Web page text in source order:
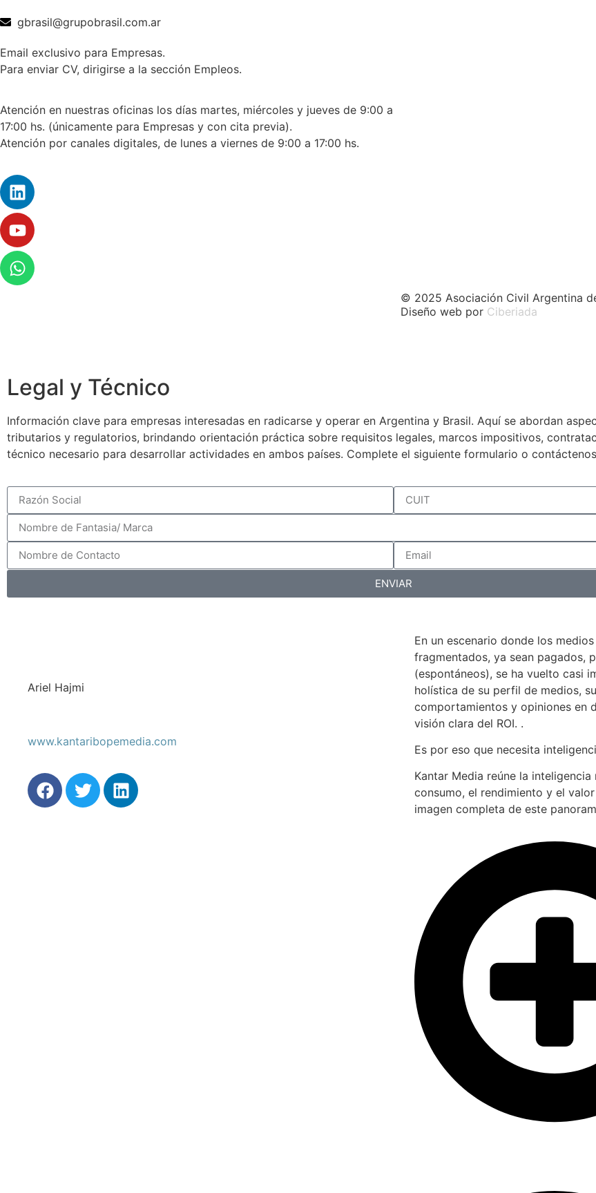
gbrasil@grupobrasil.com.ar
Email exclusivo para Empresas.
Para enviar CV, dirigirse a la sección Empleos.
Atención en nuestras oficinas los días martes, miércoles y jueves de 9:00 a
17:00 hs. (únicamente para Empresas y con cita previa).
Atención por canales digitales, de lunes a viernes de 9:00 a 17:00 hs.
© 2025 Asociación Civil Argentina
Diseño web por Ciberiada
Legal y Técnico
Información clave para empresas interesadas en radicarse y operar en Argentina y Brasil. Aquí se abordan
tributarios y regulatorios, brindando orientación práctica sobre requisitos legales, marcos impositivos,
técnico necesario para desarrollar actividades en ambos países. Complete el siguiente formulario o
ENVIAR
Ariel Hajmi
www.kantaribopemedia.com
En un escenario donde los
fragmentados, ya sean pagados,
(espontáneos), se ha vuelto casi
holística de su perfil de medios,
comportamientos y opiniones en
visión clara del ROI. .
Es por eso que necesita
Kantar Media reúne la
consumo, el rendimiento y el
imagen completa de este